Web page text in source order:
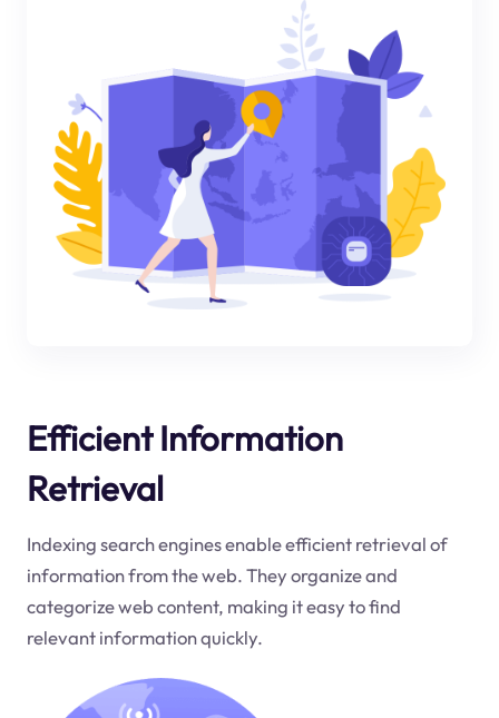
Efficient Information
Retrieval
Indexing search engines enable efficient retrieval of
information from the web. They organize and
categorize web content, making it easy to find
relevant information quickly.